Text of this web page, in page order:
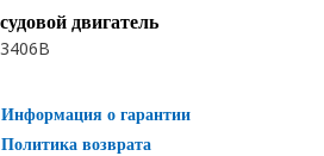
судовой двигатель
3406B
Информация о гарантии
Политика возврата